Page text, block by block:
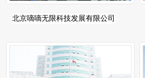
北京嘀嘀无限科技发展有限公司